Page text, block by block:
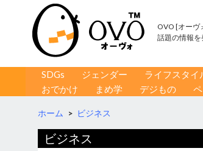
OVO [オーヴ
話題の情報を
コンテンツへ移動
SDGs ジェンダー ライフスタイ
おでかけ
まめ学 デジもの
ホーム > ビジネス
ビジネス